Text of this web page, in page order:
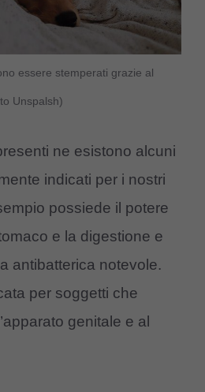
essere stemperati grazie al
Unspalsh)
ne esistono alcuni
indicati per i nostri
possiede il potere
e la digestione e
antibatterica notevole.
per soggetti che
genitale e al